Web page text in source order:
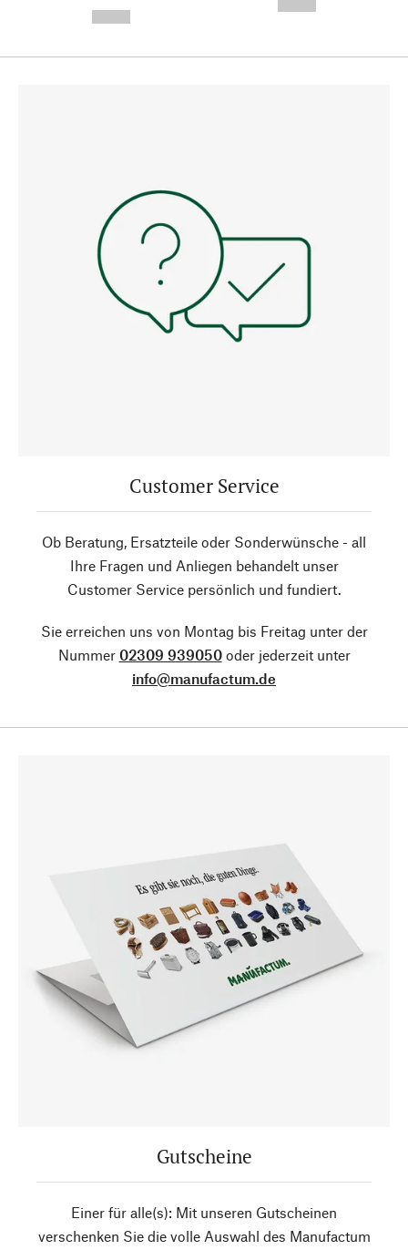
Customer Service
Ob Beratung, Ersatzteile oder Sonderwünsche - all
Ihre Fragen und Anliegen behandelt unser
Customer Service persönlich und fundiert.
Sie erreichen uns von Montag bis Freitag unter der
Nummer 02309 939050oder jederzeit unter
info@manufactum.de
Gutscheine
Einer für alle(s): Mit unseren Gutscheinen
verschenken Sie die volle Auswahl des Manufactum